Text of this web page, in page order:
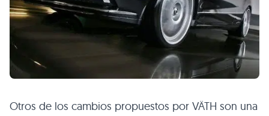
Otros de los cambios propuestos por VÄTH son una